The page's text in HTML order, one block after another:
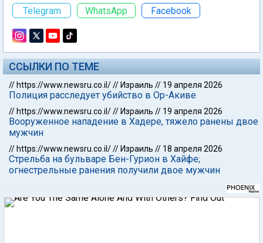
Telegram
WhatsApp Facebook
ССЫЛКИ ПО ТЕМЕ
// https://www.newsru.co.il/// Израиль // 19 апреля 2026
Полиция расследует убийство в Ор-Акиве
// https://www.newsru.co.il/// Израиль // 19 апреля 2026
Вооруженное нападение в Хадере, тяжело ранены двое
мужчин
// https://www.newsru.co.il/// Израиль // 18 апреля 2026
Стрельба на бульваре Бен-Гурион в Хайфе;
огнестрельные ранения получили двое мужчин